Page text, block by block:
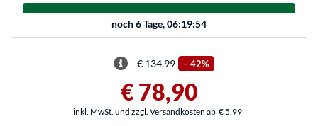
noch6 Tage, 06:19:54
€ 134,99 - 42%
€ 78,90
inkl. MwSt. und zzgl. Versandkosten ab € 5,99